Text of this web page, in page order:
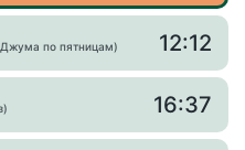
по пятницам) 12:12
16:37